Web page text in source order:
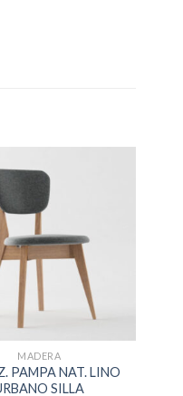
MADERA
PAMPA NAT. LINO
SILLA